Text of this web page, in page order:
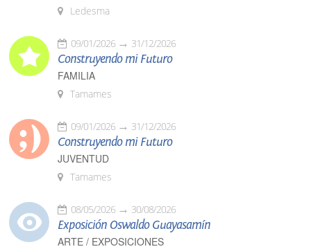
Ledesma
09/01/2026 31/12/2026
Construyendo mi Futuro
FAMILIA
Tamames
09/01/2026 31/12/2026
Construyendo mi Futuro
JUVENTUD
Tamames
08/05/2026 30/08/2026
Exposición Oswaldo Guayasamín
ARTE / EXPOSICIONES